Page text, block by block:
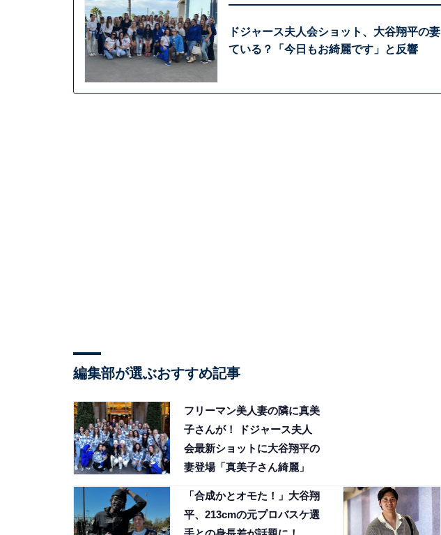
ドジャース夫人会ショット、大谷翔平の
ている？「今日もお綺麗です」と反響
編集部が選ぶおすすめ記事
フリーマン美人妻の隣に真美
子さんが！ ドジャース夫人
会最新ショットに大谷翔平の
妻登場「真美子さん綺麗」
「合成かとオモた！」大谷翔
平、213cmの元プロバスケ選